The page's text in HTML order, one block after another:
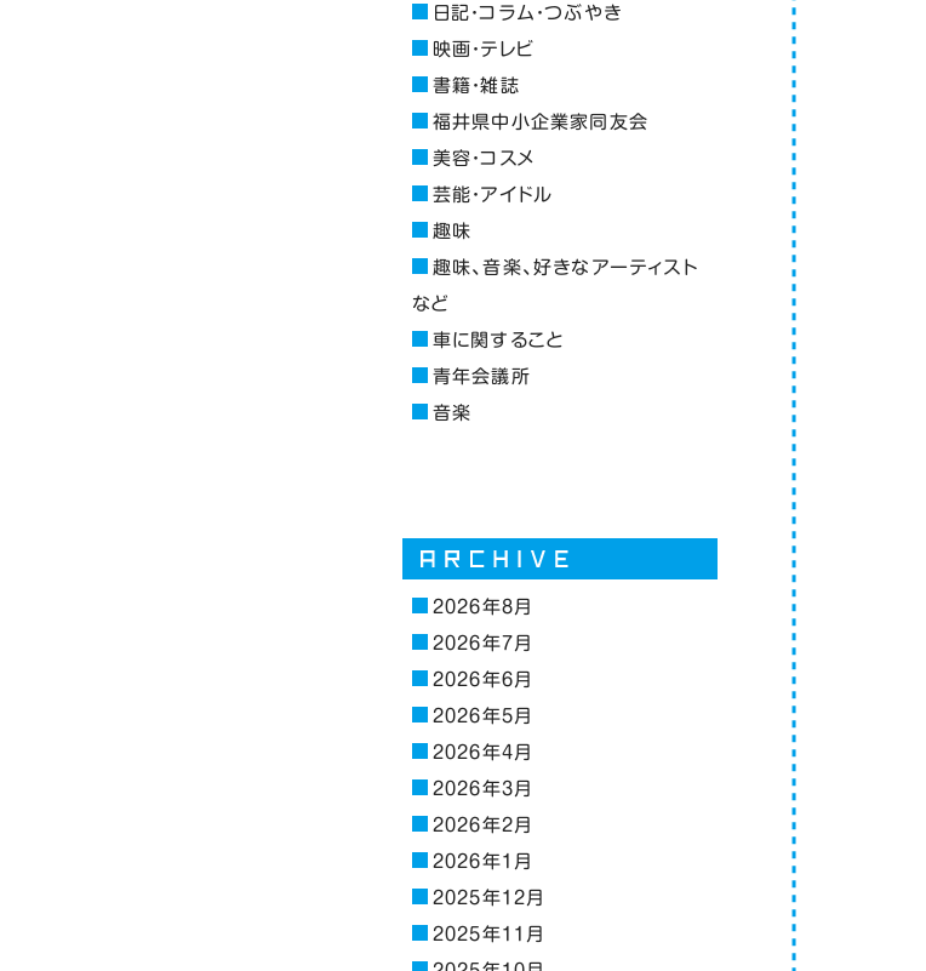
日記・コラム・つぶやき
映画・テレビ
書籍・雑誌
福井県中小企業家同友会
美容・コスメ
芸能・アイドル
趣味
趣味、音楽、好きなアーティスト
など
車に関すること
青年会議所
音楽
2026年8月
2026年7月
2026年6月
2026年5月
2026年4月
2026年3月
2026年2月
2026年1月
2025年12月
2025年11月